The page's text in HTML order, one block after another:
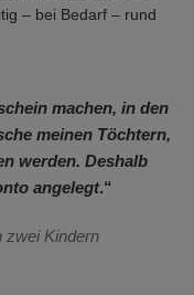
– bei Bedarf – rund
machen, in den
meinen Töchtern,
werden. Deshalb
angelegt.“
zwei Kindern